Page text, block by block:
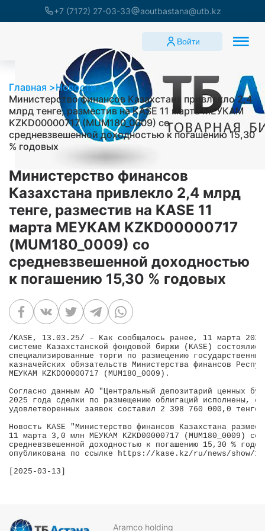
+7 (7172) 27-03-33 aoutbastana@utb.kz
Войти
Главная
Новости
Министерство финансов Казахстана привлекло 2,4
млрд тенге, разместив на KASE 11 марта МЕУКАМ
KZKD00000717 (MUM180_0009) со
средневзвешенной доходностью к погашению 15,30
% годовых
Министерство финансов
Казахстана привлекло 2,4 млрд
тенге, разместив на KASE 11
марта МЕУКАМ KZKD00000717
(MUM180_0009) со
средневзвешенной доходностью
к погашению 15,30 % годовых
/KASE, 13.03.25/ – Как сообщалось ранее, 11 марта
системе Казахстанской фондовой биржи (KASE)
специализированные торги по размещению
казначейских обязательств Министерства финансов
МЕУКАМ KZKD00000717 (MUM180_0009).
Согласно данным АО "Центральный депозитарий ценных
2025 года сделки по размещению облигаций исполнены,
удовлетворенных заявок составил 2 398 760 000,0 тенге.
Новость KASE "Министерство финансов Казахстана
11 марта 3,0 млн МЕУКАМ KZKD00000717 (MUM180_0009) со
средневзвешенной доходностью к погашению 15,30 %
опубликована по ссылке https://kase.kz/ru/news/show/
Aramco holding